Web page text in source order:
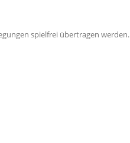
spielfrei übertragen werden.